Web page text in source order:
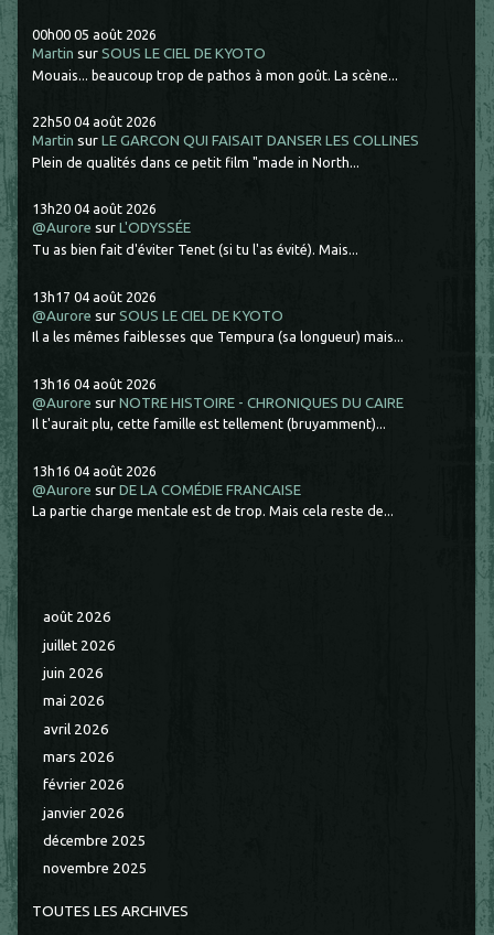
00h00 05 août 2026
Martin surSOUS LE CIEL DE KYOTO
Mouais... beaucoup trop de pathos à mon goût. La scène...
22h50 04 août 2026
Martin surLE GARCON QUI FAISAIT DANSER LES COLLINES
Plein de qualités dans ce petit film "made in North...
13h20 04 août 2026
@Aurore surL'ODYSSÉE
Tu as bien fait d'éviter Tenet (si tu l'as évité). Mais...
13h17 04 août 2026
@Aurore surSOUS LE CIEL DE KYOTO
Il a les mêmes faiblesses que Tempura (sa longueur) mais...
13h16 04 août 2026
@Aurore surNOTRE HISTOIRE - CHRONIQUES DU CAIRE
Il t'aurait plu, cette famille est tellement (bruyamment)...
13h16 04 août 2026
@Aurore surDE LA COMÉDIE FRANCAISE
La partie charge mentale est de trop. Mais cela reste de...
août 2026
juillet 2026
juin 2026
mai 2026
avril 2026
mars 2026
février 2026
janvier 2026
décembre 2025
novembre 2025
TOUTES LES ARCHIVES